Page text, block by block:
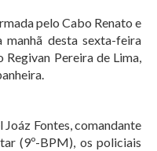
pelo Cabo Renato e
manhã desta sexta-feira
Pereira de Lima,
Fontes, comandante
(9º-BPM), os policiais